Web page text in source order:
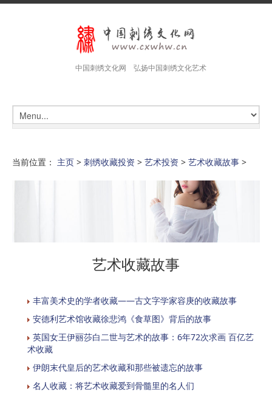
中国刺绣文化网 弘扬中国刺绣文化艺术
当前位置： 主页 > 刺绣收藏投资 > 艺术投资 > 艺术收藏故事 >
艺术收藏故事
丰富美术史的学者收藏——古文字学家容庚的收藏故事
安德利艺术馆收藏徐悲鸿《食草图》背后的故事
英国女王伊丽莎白二世与艺术的故事：6年72次求画 百亿艺
术收藏
伊朗末代皇后的艺术收藏和那些被遗忘的故事
名人收藏：将艺术收藏爱到骨髓里的名人们